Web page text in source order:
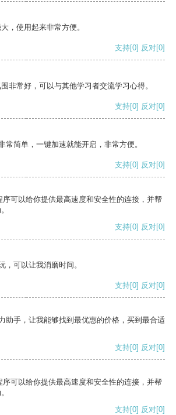
，使用起来非常方便。
支持[0] 反对[0]
非常好，可以与其他学习者交流学习心得。
支持[0] 反对[0]
常简单，一键加速就能开启，非常方便。
支持[0] 反对[0]
可以给你提供最高速度和安全性的连接，并帮
支持[0] 反对[0]
，可以让我消磨时间。
支持[0] 反对[0]
助手，让我能够找到最优惠的价格，买到最合适
支持[0] 反对[0]
可以给你提供最高速度和安全性的连接，并帮
支持[0] 反对[0]